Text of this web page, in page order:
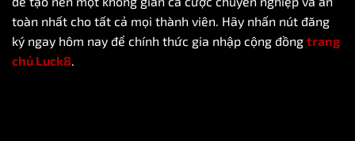
toàn nhất cho tất cả mọi thành viên. Hãy nhấn nút đăng
ký ngay hôm nay để chính thức gia nhập cộng đồng trang
chủ Luck8.